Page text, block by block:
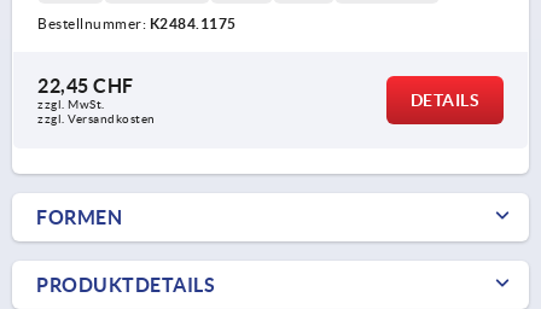
Bestellnummer: K2484.1175
22,45 CHF
zzgl. MwSt.
zzgl. Versandkosten
DETAILS
FORMEN
PRODUKTDETAILS